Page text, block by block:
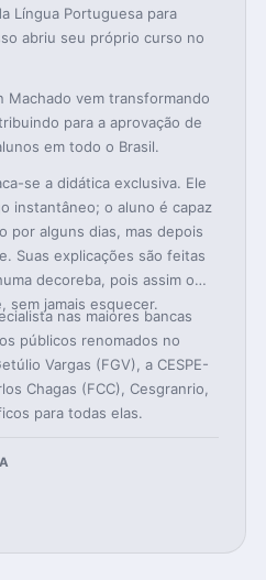
Língua Portuguesa para
abriu seu próprio curso no
Machado vem transformando
para a aprovação de
em todo o Brasil.
se a didática exclusiva. Ele
instantâneo; o aluno é capaz
por alguns dias, mas depois
Suas explicações são feitas
decoreba, pois assim o
sem jamais esquecer.
nas maiores bancas
públicos renomados no
Vargas (FGV), a CESPE-
Chagas (FCC), Cesgranrio,
para todas elas.